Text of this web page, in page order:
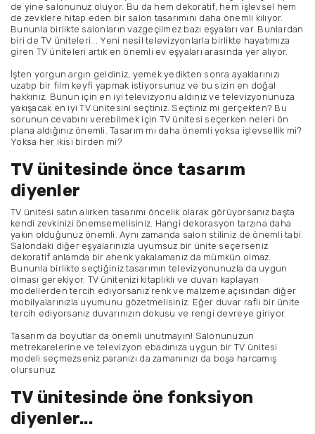
de yine salonunuz oluyor. Bu da hem dekoratif, hem işlevsel hem
de zevklere hitap eden bir salon tasarımını daha önemli kılıyor.
Bununla birlikte salonların vazgeçilmez bazı eşyaları var. Bunlardan
biri de TV üniteleri... Yeni nesil televizyonlarla birlikte hayatımıza
giren TV üniteleri artık en önemli ev eşyaları arasında yer alıyor.
İşten yorgun argın geldiniz, yemek yedikten sonra ayaklarınızı
uzatıp bir film keyfi yapmak istiyorsunuz ve bu sizin en doğal
hakkınız. Bunun için en iyi televizyonu aldınız ve televizyonunuza
yakışacak en iyi TV ünitesini seçtiniz. Seçtiniz mi gerçekten? Bu
sorunun cevabını verebilmek için TV ünitesi seçerken neleri ön
plana aldığınız önemli. Tasarım mı daha önemli yoksa işlevsellik mi?
Yoksa her ikisi birden mi?
TV ünitesinde önce tasarım
diyenler
TV ünitesi satın alırken tasarımı öncelik olarak görüyorsanız başta
kendi zevkinizi önemsemelisiniz. Hangi dekorasyon tarzına daha
yakın olduğunuz önemli. Aynı zamanda salon stiliniz de önemli tabi.
Salondaki diğer eşyalarınızla uyumsuz bir ünite seçerseniz
dekoratif anlamda bir ahenk yakalamanız da mümkün olmaz.
Bununla birlikte seçtiğiniz tasarımın televizyonunuzla da uygun
olması gerekiyor. TV ünitenizi kitaplıklı ve duvarı kaplayan
modellerden tercih ediyorsanız renk ve malzeme açısından diğer
mobilyalarınızla uyumunu gözetmelisiniz. Eğer duvar raflı bir ünite
tercih ediyorsanız duvarınızın dokusu ve rengi devreye giriyor.
Tasarım da boyutlar da önemli unutmayın! Salonunuzun
metrekarelerine ve televizyon ebadınıza uygun bir TV ünitesi
modeli seçmezseniz paranızı da zamanınızı da boşa harcamış
olursunuz.
TV ünitesinde öne fonksiyon
diyenler...